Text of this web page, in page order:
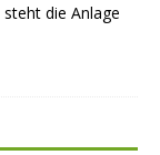
die Anlage